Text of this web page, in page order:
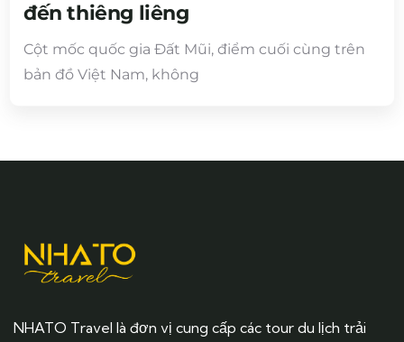
đến thiêng liêng
Cột mốc quốc gia Đất Mũi, điểm cuối cùng trên
bản đồ Việt Nam, không
NHATO Travel là đơn vị cung cấp các tour du lịch trải